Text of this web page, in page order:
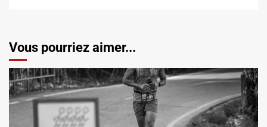
Vous pourriez aimer...